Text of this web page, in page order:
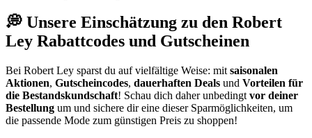
💭 Unsere Einschätzung zu den Robert
Ley Rabattcodes und Gutscheinen
Bei Robert Ley sparst du auf vielfältige Weise: mit saisonalen
Aktionen, Gutscheincodes, dauerhaften Deals und Vorteilen für
die Bestandskundschaft! Schau dich daher unbedingt vor deiner
Bestellung um und sichere dir eine dieser Sparmöglichkeiten, um
die passende Mode zum günstigen Preis zu shoppen!